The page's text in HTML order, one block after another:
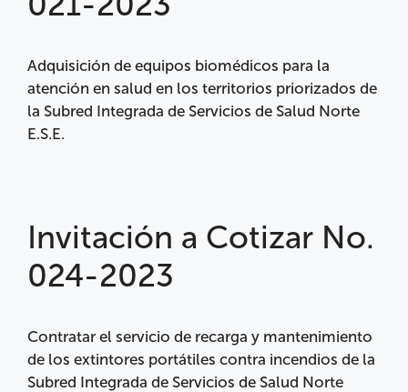
Adquisición de equipos biomédicos para la
atención en salud en los territorios priorizados de
la Subred Integrada de Servicios de Salud Norte
E.S.E.
Invitación a Cotizar No.
024-2023
Contratar el servicio de recarga y mantenimiento
de los extintores portátiles contra incendios de la
Subred Integrada de Servicios de Salud Norte